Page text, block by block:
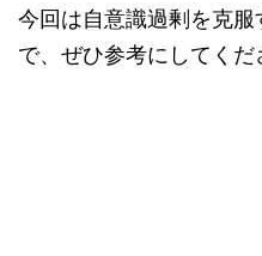
今回は自意識過剰を克
で、ぜひ参考にしてくだ